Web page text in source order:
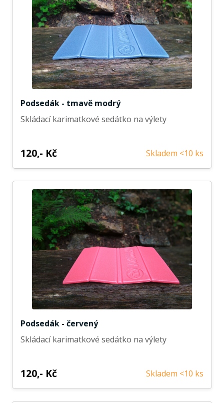
Podsedák - tmavě modrý
Skládací karimatkové sedátko na výlety
120,- Kč Skladem <10 ks
Podsedák - červený
Skládací karimatkové sedátko na výlety
120,- Kč Skladem <10 ks